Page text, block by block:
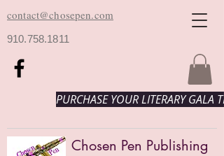
contact@chosepen.com
910.758.1811
PURCHASE YOUR LITERARY GALA
Chosen Pen Publishing